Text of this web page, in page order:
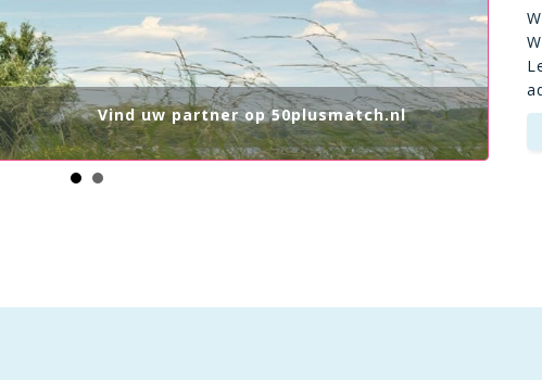
Vind uw partner op 50plusmatch.nl